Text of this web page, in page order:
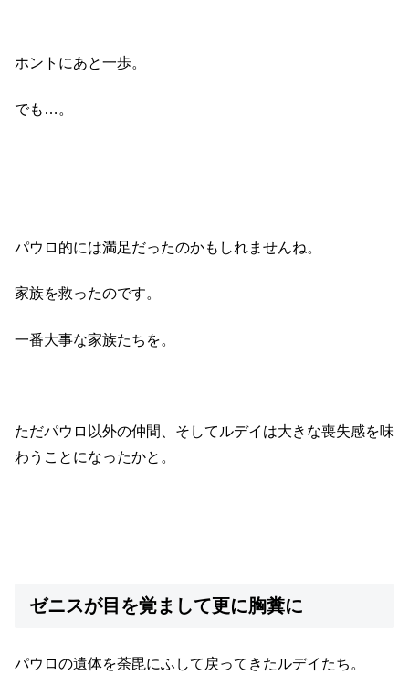
ホントにあと一歩。
でも…。
パウロ的には満足だったのかもしれませんね。
家族を救ったのです。
一番大事な家族たちを。
ただパウロ以外の仲間、そしてルデイは大きな喪失感を味
わうことになったかと。
ゼニスが目を覚まして更に胸糞に
パウロの遺体を荼毘にふして戻ってきたルデイたち。